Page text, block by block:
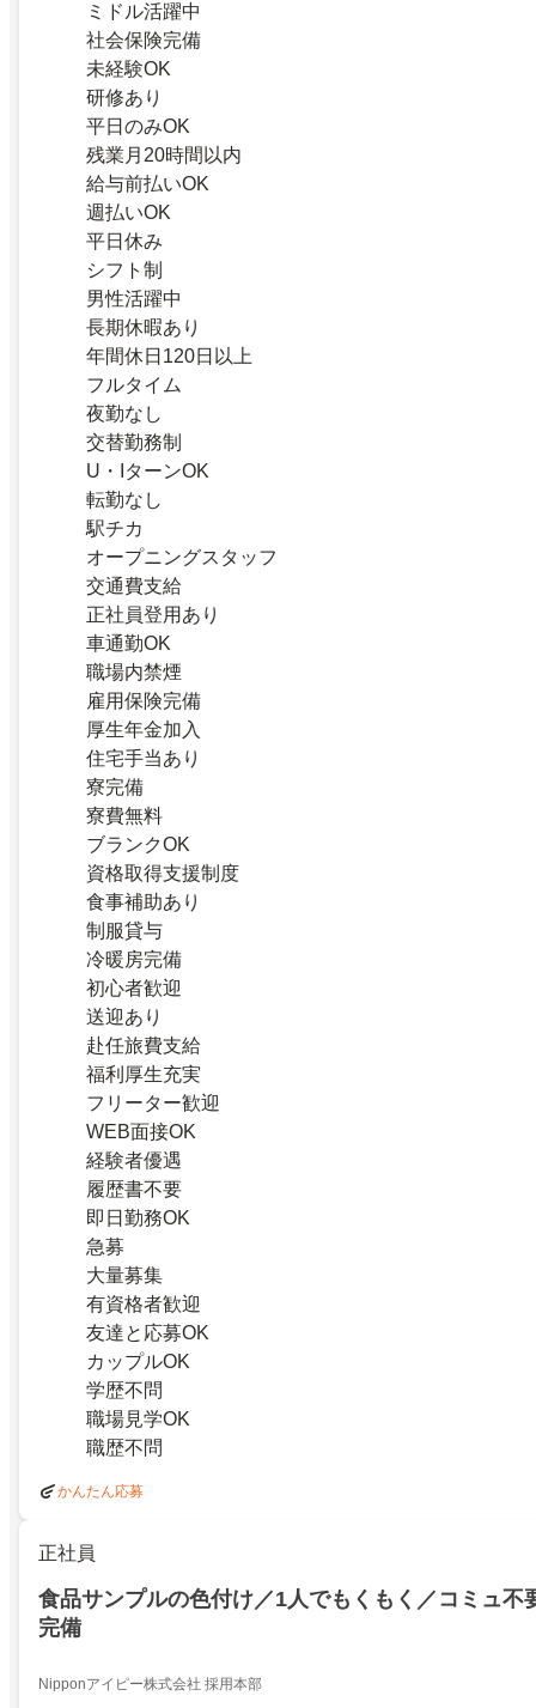
ミドル活躍中
社会保険完備
未経験OK
研修あり
平日のみOK
残業月20時間以内
給与前払いOK
週払いOK
平日休み
シフト制
男性活躍中
長期休暇あり
年間休日120日以上
フルタイム
夜勤なし
交替勤務制
U・IターンOK
転勤なし
駅チカ
オープニングスタッフ
交通費支給
正社員登用あり
車通勤OK
職場内禁煙
雇用保険完備
厚生年金加入
住宅手当あり
寮完備
寮費無料
ブランクOK
資格取得支援制度
食事補助あり
制服貸与
冷暖房完備
初心者歓迎
送迎あり
赴任旅費支給
福利厚生充実
フリーター歓迎
WEB面接OK
経験者優遇
履歴書不要
即日勤務OK
急募
大量募集
有資格者歓迎
友達と応募OK
カップルOK
学歴不問
職場見学OK
職歴不問
かんたん応募
正社員
食品サンプルの色付け／1人でもくもく／コミュ不
完備
Nipponアイピー株式会社 採用本部